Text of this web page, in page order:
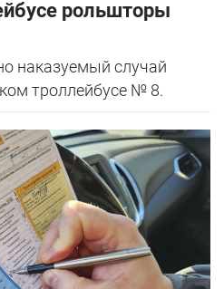
рольшторы
наказуемый случай
троллейбусе № 8.